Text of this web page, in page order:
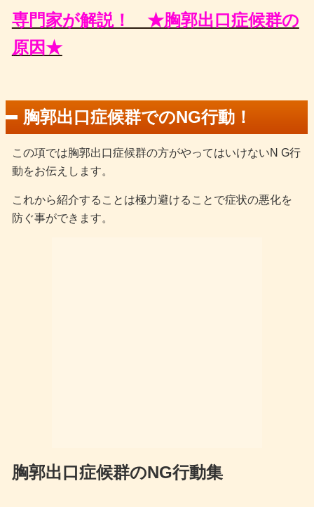
専門家が解説！ ★胸郭出口症候群の
原因★
胸郭出口症候群でのNG行動！
この項では胸郭出口症候群の方がやってはいけないN G行
動をお伝えします。
これから紹介することは極力避けることで症状の悪化を
防ぐ事ができます。
胸郭出口症候群のNG行動集